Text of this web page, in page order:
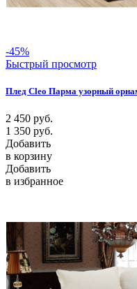
-45%
Быстрый просмотр
Плед Cleo Парма узорный
2 450 руб.
1 350 руб.
Добавить
в корзину
Добавить
в избранное